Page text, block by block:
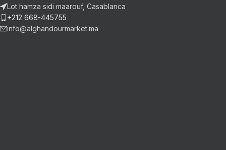
Lot hamza sidi maarouf, Casablanca
+212 668-445755
info@alghandourmarket.ma